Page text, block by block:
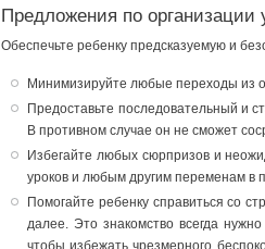
Предложения по организации
Обеспечьте ребенку предсказуемую и
Минимизируйте любые переходы из
Предоставьте последовательный и
В противном случае он не сможет
Избегайте любых сюрпризов и
уроков и любым другим переменам в
Помогайте ребенку справиться со
далее. Это знакомство всегда
чтобы избежать чрезмерного